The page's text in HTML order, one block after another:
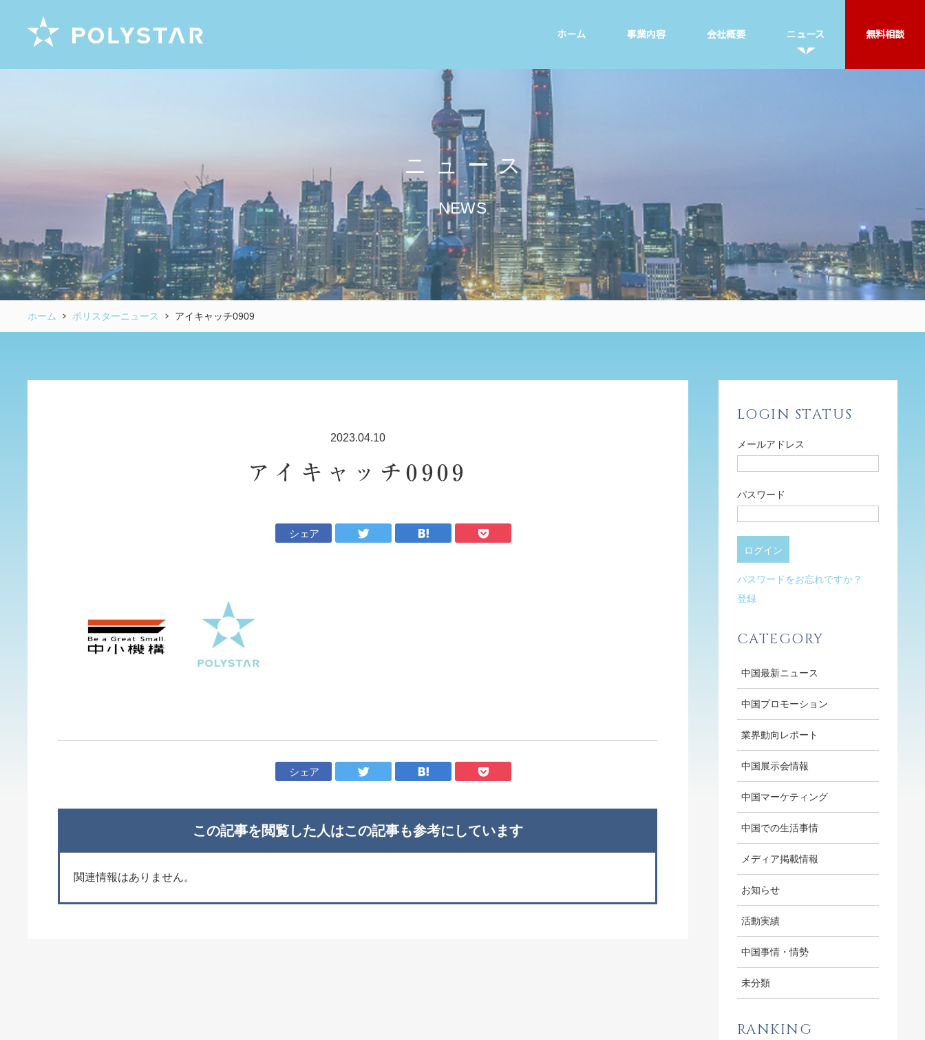
ホーム 事業内容 会社概要 ニュース 無料相談
ニュース
NEWS
ホーム ポリスターニュース アイキャッチ0909
2023.04.10
アイキャッチ0909
シェア
シェア
この記事を閲覧した人はこの記事も参考にしています
関連情報はありません。
LOGIN STATUS
メールアドレス
パスワード
パスワードをお忘れですか？
登録
CATEGORY
中国最新ニュース
中国プロモーション
業界動向レポート
中国展示会情報
中国マーケティング
中国での生活事情
メディア掲載情報
お知らせ
活動実績
中国事情・情勢
未分類
RANKING